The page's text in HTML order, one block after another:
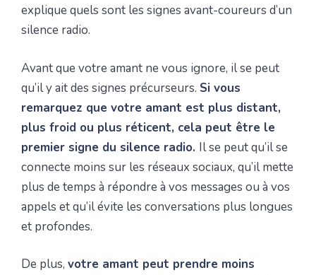
explique quels sont les signes avant-coureurs d’un
silence radio.
Avant que votre amant ne vous ignore, il se peut
qu’il y ait des signes précurseurs. Si vous
remarquez que votre amant est plus distant,
plus froid ou plus réticent, cela peut être le
premier signe du silence radio. Il se peut qu’il se
connecte moins sur les réseaux sociaux, qu’il mette
plus de temps à répondre à vos messages ou à vos
appels et qu’il évite les conversations plus longues
et profondes.
De plus, votre amant peut prendre moins